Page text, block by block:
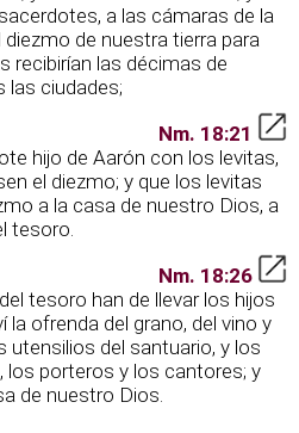
a las cámaras de la
de nuestra tierra para
recibirían las décimas de
las ciudades;
Nm. 18:21
hijo de Aarón con los levitas,
el diezmo; y que los levitas
a la casa de nuestro Dios, a
tesoro.
Nm. 18:26
tesoro han de llevar los hijos
la ofrenda del grano, del vino y
utensilios del santuario, y los
los porteros y los cantores; y
de nuestro Dios.